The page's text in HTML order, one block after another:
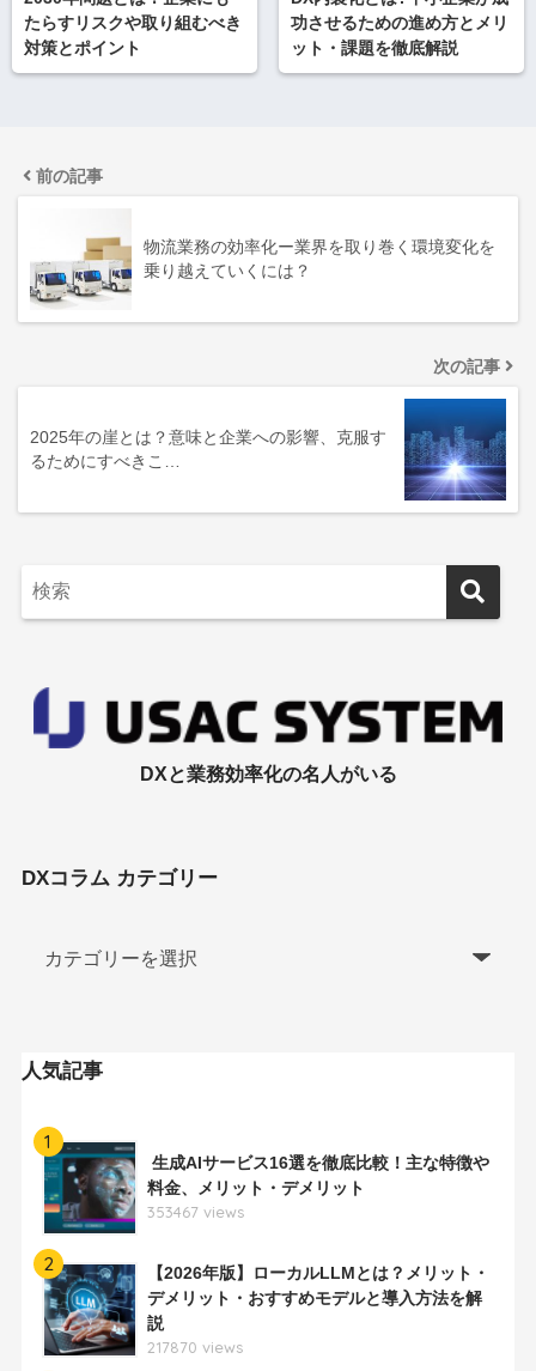
たらすリスクや取り組むべき
対策とポイント
功させるための進め方とメリ
ット・課題を徹底解説
前の記事
物流業務の効率化ー業界を取り巻く環境変化を
乗り越えていくには？
次の記事
2025年の崖とは？意味と企業への影響、克服す
るためにすべきこ…
DXと業務効率化の名人がいる
DXコラム カテゴリー
人気記事
1
生成AIサービス16選を徹底比較！主な特徴や
料金、メリット・デメリット
353467 views
2
【2026年版】ローカルLLMとは？メリット・
デメリット・おすすめモデルと導入方法を解
説
217870 views